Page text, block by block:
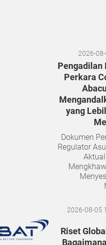
2026-
Pengadilan
Perkara
yang
Dokumen
Regulator
2026-08-05
Riset